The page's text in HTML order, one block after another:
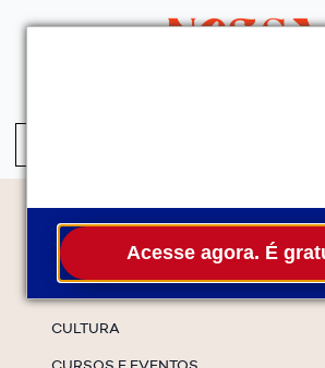
Acesse agora. É
Temas
CULTURA